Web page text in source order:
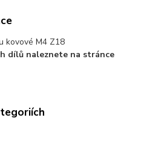
kovové M4 Z18
dílů naleznete na stránce